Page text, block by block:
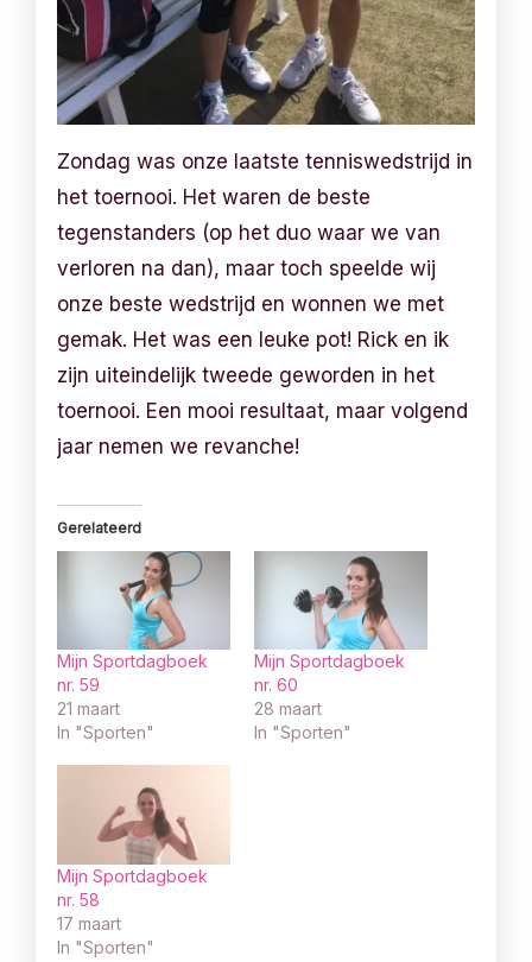
Zondag was onze laatste tenniswedstrijd in
het toernooi. Het waren de beste
tegenstanders (op het duo waar we van
verloren na dan), maar toch speelde wij
onze beste wedstrijd en wonnen we met
gemak. Het was een leuke pot! Rick en ik
zijn uiteindelijk tweede geworden in het
toernooi. Een mooi resultaat, maar volgend
jaar nemen we revanche!
Gerelateerd
Mijn Sportdagboek
nr. 59
21 maart
In "Sporten"
Mijn Sportdagboek
nr. 60
28 maart
In "Sporten"
Mijn Sportdagboek
nr. 58
17 maart
In "Sporten"